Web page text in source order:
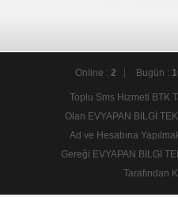
Online : 2 Bugün :
Toplu Sms Hizmeti BTK
Olan EVYAPAN BİLGİ
Ad ve Hesabına
Gereği EVYAPAN BİLGİ
Tarafından